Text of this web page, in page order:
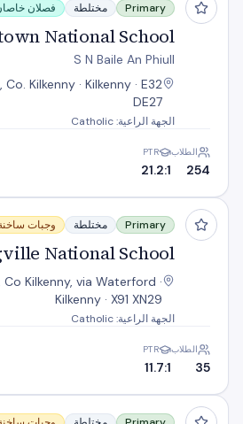
Primary مختلطة فصلان
National School
S N Baile An Phiull
Kilkenny · Kilkenny · E32
DE27
الجهة الراعية: Catholic
الطلاب
254
PTR
21.2:1
Ringville National School
Primary مختلطة وجبات
National School
Kilkenny, via Waterford ·
Kilkenny · X91 XN29
الجهة الراعية: Catholic
الطلاب
35
PTR
11.7:1
S N Baile An Fhasaigh